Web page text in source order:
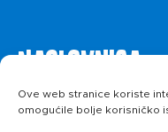
Ove web stranice koriste
omogućile bolje korisničko
Naslovnica
Proizvodi